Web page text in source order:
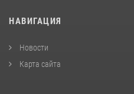
НАВИГАЦИЯ
Новости
Карта сайта